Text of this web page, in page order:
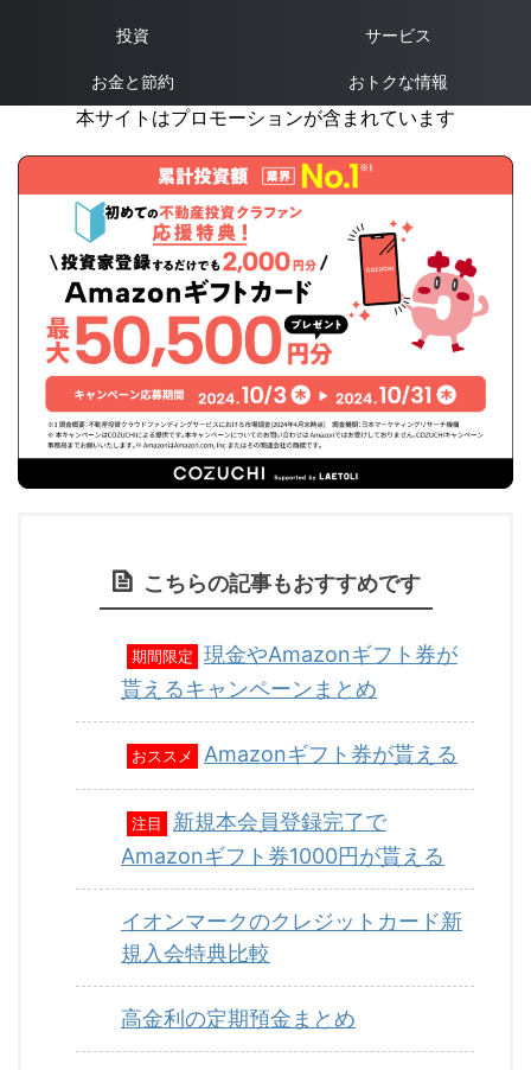
投資 サービス
お金と節約 おトクな情報
本サイトはプロモーションが含まれています
こちらの記事もおすすめです
期間限定
現金やAmazonギフト券が
貰えるキャンペーンまとめ
おススメ Amazonギフト券が貰える
注目
新規本会員登録完了で
Amazonギフト券1000円が貰える
イオンマークのクレジットカード新
規入会特典比較
高金利の定期預金まとめ